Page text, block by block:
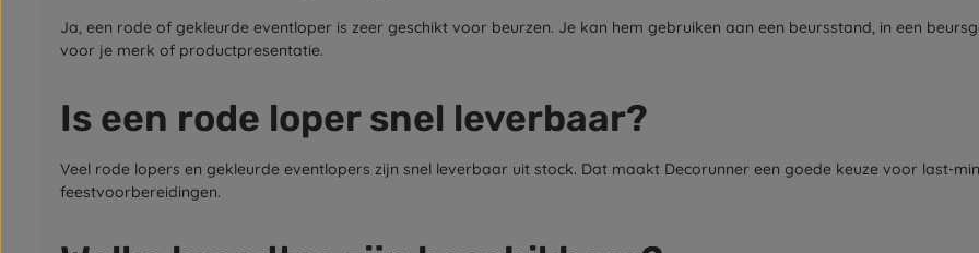
Ja, een rode of gekleurde eventloper is zeer geschikt voor beurzen. Je kan hem gebruiken aan een beursstand, in een
voor je merk of productpresentatie.
Is een rode loper snel leverbaar?
Veel rode lopers en gekleurde eventlopers zijn snel leverbaar uit stock. Dat maakt Decorunner een goede keuze voor last-
feestvoorbereidingen.